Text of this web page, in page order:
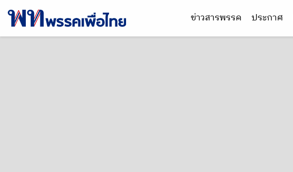
ข่าวสารพรรค ประกาศ